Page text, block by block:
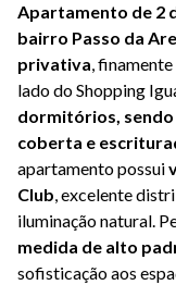
Apartamento de 2
bairro Passo da
privativa,
lado do Shopping
dormitórios, sendo
coberta e
apartamento possui
Club, excelente
iluminação natural.
medida de alto
sofisticação aos